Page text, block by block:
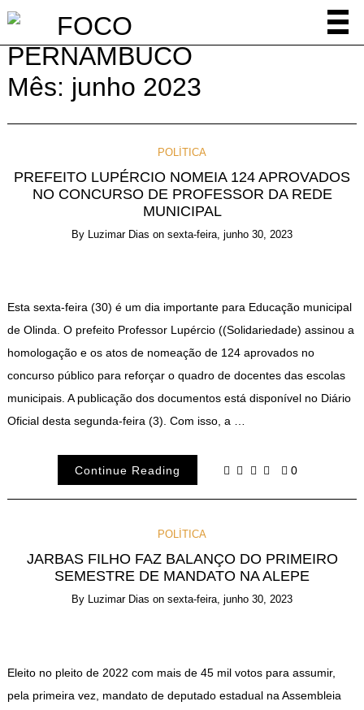
Mês: junho 2023
POLÍTICA
PREFEITO LUPÉRCIO NOMEIA 124 APROVADOS
NO CONCURSO DE PROFESSOR DA REDE
MUNICIPAL
By Luzimar Dias on sexta-feira, junho 30, 2023
Esta sexta-feira (30) é um dia importante para Educação municipal
de Olinda. O prefeito Professor Lupércio ((Solidariedade) assinou a
homologação e os atos de nomeação de 124 aprovados no
concurso público para reforçar o quadro de docentes das escolas
municipais. A publicação dos documentos está disponível no Diário
Oficial desta segunda-feira (3). Com isso, a …
Continue Reading 0
POLÍTICA
JARBAS FILHO FAZ BALANÇO DO PRIMEIRO
SEMESTRE DE MANDATO NA ALEPE
By Luzimar Dias on sexta-feira, junho 30, 2023
Eleito no pleito de 2022 com mais de 45 mil votos para assumir,
pela primeira vez, mandato de deputado estadual na Assembleia